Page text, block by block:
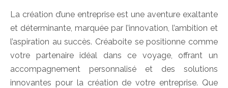
La création d’une entreprise est une aventure exaltante
et déterminante, marquée par l’innovation, l’ambition et
l’aspiration au succès. Créaboite se positionne comme
votre partenaire idéal dans ce voyage, offrant un
accompagnement personnalisé et des solutions
innovantes pour la création de votre entreprise. Que